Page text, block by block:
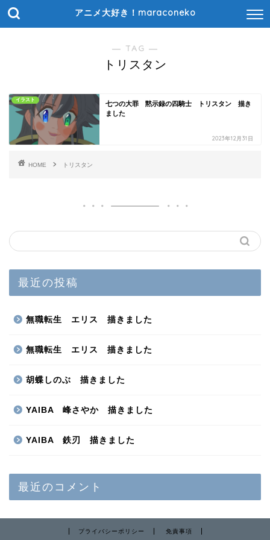
アニメ大好き！maraconeko
― TAG ―
トリスタン
イラスト
七つの大罪 黙示録の四騎士 トリスタン 描き
ました
2023年12月31日
HOME トリスタン
最近の投稿
無職転生 エリス 描きました
無職転生 エリス 描きました
胡蝶しのぶ 描きました
YAIBA 峰さやか 描きました
YAIBA 鉄刃 描きました
最近のコメント
プライバシーポリシー 免責事項